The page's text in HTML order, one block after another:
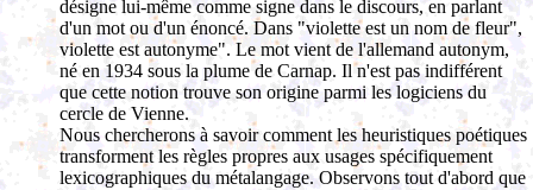
désigne lui-même comme signe dans le discours, en parlant
d'un mot ou d'un énoncé. Dans "violette est un nom de fleur",
violette est autonyme". Le mot vient de l'allemand autonym,
né en 1934 sous la plume de Carnap. Il n'est pas indifférent
que cette notion trouve son origine parmi les logiciens du
cercle de Vienne.
Nous chercherons à savoir comment les heuristiques poétiques
transforment les règles propres aux usages spécifiquement
lexicographiques du métalangage. Observons tout d'abord que